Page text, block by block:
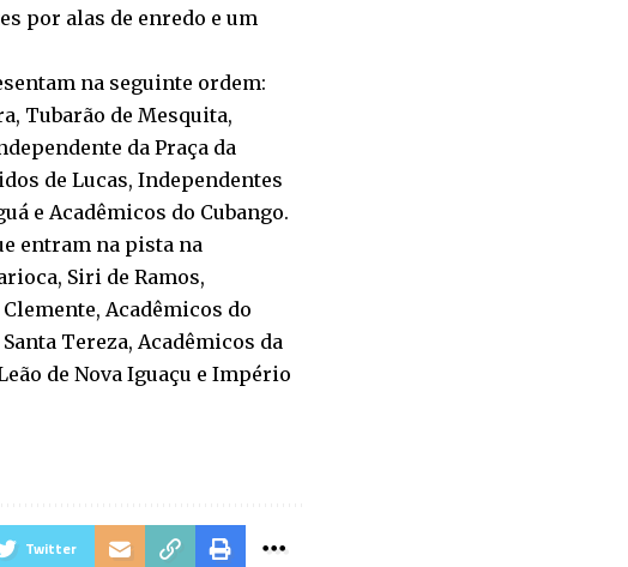
por alas de enredo e um
na seguinte ordem:
Tubarão de Mesquita,
da Praça da
de Lucas, Independentes
e Acadêmicos do Cubango.
entram na pista na
Siri de Ramos,
Acadêmicos do
Tereza, Acadêmicos da
de Nova Iguaçu e Império
Twitter